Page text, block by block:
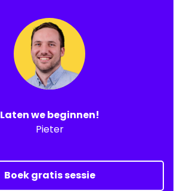
Laten we beginnen!
Pieter
Boek gratis sessie